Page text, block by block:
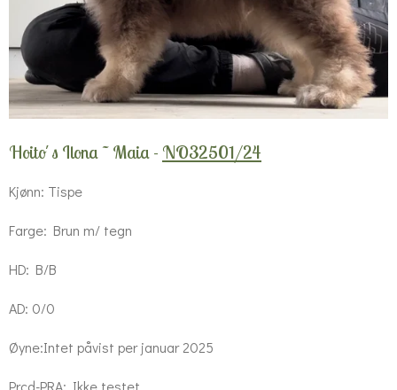
Hoito´s Ilona ~ Maia - NO32501/24
Kjønn: Tispe
Farge: Brun m/ tegn
HD: B/B
AD: 0/0
Øyne:Intet påvist per januar 2025